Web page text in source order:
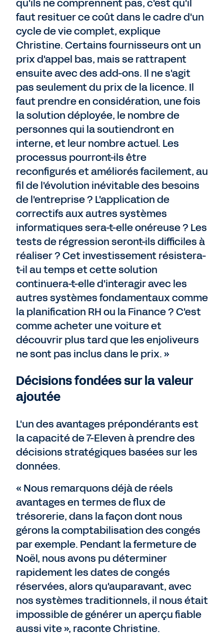
qu'ils ne comprennent pas, c'est qu'il
faut resituer ce coût dans le cadre d'un
cycle de vie complet, explique
Christine. Certains fournisseurs ont un
prix d'appel bas, mais se rattrapent
ensuite avec des add-ons. Il ne s'agit
pas seulement du prix de la licence. Il
faut prendre en considération, une fois
la solution déployée, le nombre de
personnes qui la soutiendront en
interne, et leur nombre actuel. Les
processus pourront-ils être
reconfigurés et améliorés facilement, au
fil de l'évolution inévitable des besoins
de l'entreprise ? L'application de
correctifs aux autres systèmes
informatiques sera-t-elle onéreuse ? Les
tests de régression seront-ils difficiles à
réaliser ? Cet investissement résistera-
t-il au temps et cette solution
continuera-t-elle d'interagir avec les
autres systèmes fondamentaux comme
la planification RH ou la Finance ? C'est
comme acheter une voiture et
découvrir plus tard que les enjoliveurs
ne sont pas inclus dans le prix. »
Décisions fondées sur la valeur
ajoutée
L'un des avantages prépondérants est
la capacité de 7-Eleven à prendre des
décisions stratégiques basées sur les
données.
« Nous remarquons déjà de réels
avantages en termes de flux de
trésorerie, dans la façon dont nous
gérons la comptabilisation des congés
par exemple. Pendant la fermeture de
Noël, nous avons pu déterminer
rapidement les dates de congés
réservées, alors qu'auparavant, avec
nos systèmes traditionnels, il nous était
impossible de générer un aperçu fiable
aussi vite », raconte Christine.